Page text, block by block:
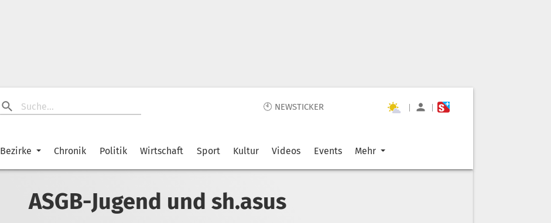
🕙 NEWSTICKER | |
Bezirke Chronik Politik Wirtschaft Sport Kultur Videos Events Mehr
ASGB-Jugend und sh.asus